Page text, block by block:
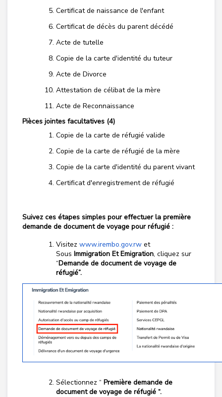
Certificat de naissance de l'enfant
Certificat de décès du parent décédé
Acte de tutelle
Copie de la carte d'identité du tuteur
Acte de Divorce
Attestation de célibat de la mère
Acte de Reconnaissance
Pièces jointes facultatives (4)
Copie de la carte de réfugié valide
Copie de la carte de réfugié de la mère
Copie de la carte d'identité du parent vivant
Certificat d'enregistrement de réfugié
Suivez ces étapes simples pour effectuer la première
demande de document de voyage pour réfugié :
Visitez www.irembo.gov.rw et
Sous Immigration Et Emigration, cliquez sur
“Demande de document de voyage de
réfugié”.
Sélectionnez “ Première demande de
document de voyage de réfugié “.